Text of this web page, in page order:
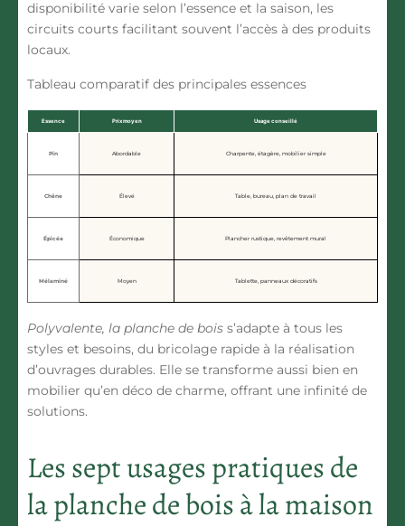
disponibilité varie selon l’essence et la saison, les
circuits courts facilitant souvent l’accès à des produits
locaux.
Tableau comparatif des principales essences
Essence Prix moyen Usage conseillé
Pin Abordable Charpente, étagère, mobilier simple
Chêne Élevé Table, bureau, plan de travail
Épicéa Économique Plancher rustique, revêtement mural
Mélaminé Moyen Tablette, panneaux décoratifs
Polyvalente, la planche de bois s’adapte à tous les
styles et besoins, du bricolage rapide à la réalisation
d’ouvrages durables. Elle se transforme aussi bien en
mobilier qu’en déco de charme, offrant une infinité de
solutions.
Les sept usages pratiques de
la planche de bois à la maison